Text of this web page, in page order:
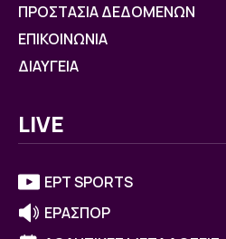
ΠΡΟΣΤΑΣΙΑ ΔΕΔΟΜΕΝΩΝ
ΕΠΙΚΟΙΝΩΝΙΑ
ΔΙΑΥΓΕΙΑ
LIVE
ΕΡΤ SPORTS
ΕΡΑΣΠΟΡ